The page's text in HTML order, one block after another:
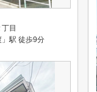
目
駅 徒歩9分